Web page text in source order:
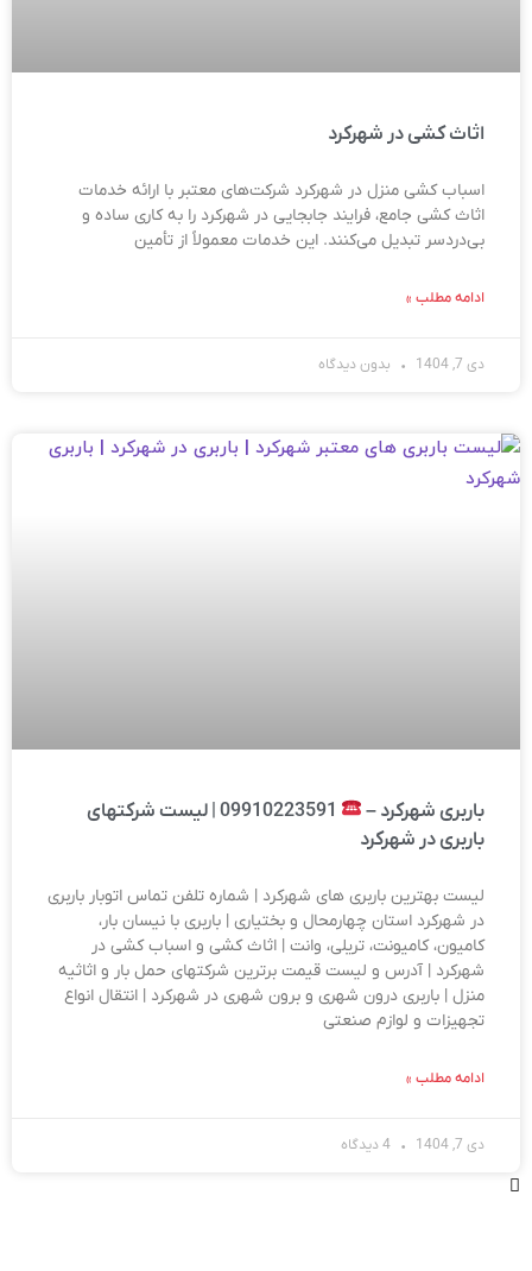
اثاث کشی در شهرکرد
اسباب کشی منزل در شهرکرد شرکت‌های معتبر با ارائه خدمات
اثاث کشی جامع، فرایند جابجایی در شهرکرد را به کاری ساده و
بی‌دردسر تبدیل می‌کنند. این خدمات معمولاً از تأمین
ادامه مطلب »
دی 7, 1404 بدون دیدگاه
باربری شهرکرد –
09910223591 | لیست شرکتهای
باربری در شهرکرد
لیست بهترین باربری های شهرکرد | شماره تلفن تماس اتوبار باربری
در شهرکرد استان چهارمحال و بختیاری | باربری با نیسان بار،
کامیون، کامیونت، تریلی، وانت | اثاث کشی و اسباب کشی در
شهرکرد | آدرس و لیست قیمت برترین شرکتهای حمل بار و اثاثیه
منزل | باربری درون شهری و برون شهری در شهرکرد | انتقال انواع
تجهیزات و لوازم صنعتی
ادامه مطلب »
دی 7, 1404